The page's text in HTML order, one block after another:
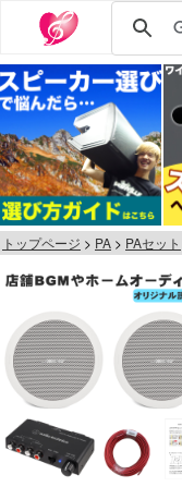
トップページ PA PAセット